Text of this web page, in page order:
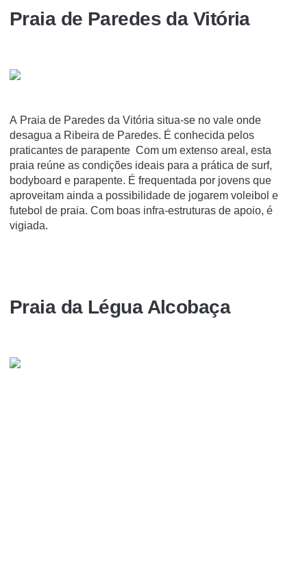
Praia de Paredes da Vitória
A Praia de Paredes da Vitória situa-se no vale onde
desagua a Ribeira de Paredes. É conhecida pelos
praticantes de parapente Com um extenso areal, esta
praia reúne as condições ideais para a prática de surf,
bodyboard e parapente. É frequentada por jovens que
aproveitam ainda a possibilidade de jogarem voleibol e
futebol de praia. Com boas infra-estruturas de apoio, é
vigiada.
Praia da Légua Alcobaça